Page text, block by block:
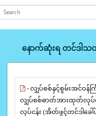
နောက်ဆုံးရ တင်ဒါသတ
- လျှပ်စစ်နှင့်စွမ်းအင်ဝန်ကြီ
လျှပ်စစ်ဓာတ်အားထုတ်လုပ်
လုပ်ငန်း (အိတ်ဖွင့်တင်ဒါခေါ်